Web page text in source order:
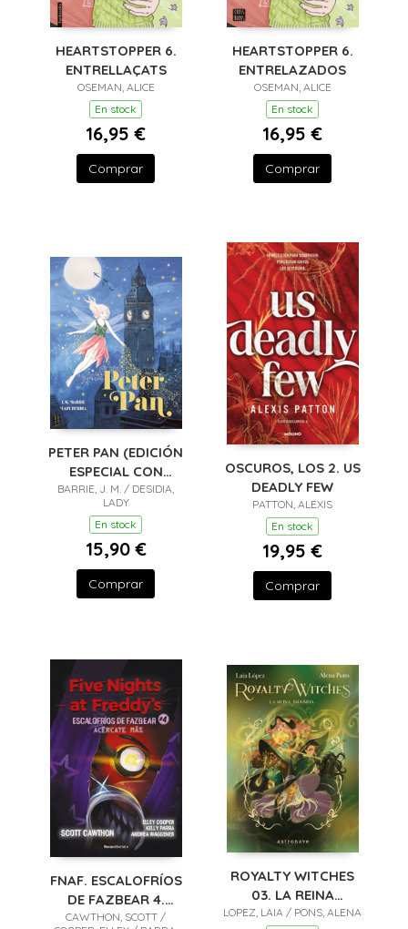
HEARTSTOPPER 6.
ENTRELLAÇATS
OSEMAN, ALICE
En stock
16,95 €
Comprar
HEARTSTOPPER 6.
ENTRELAZADOS
OSEMAN, ALICE
En stock
16,95 €
Comprar
PETER PAN (EDICIÓN
ESPECIAL CON
CANTOS TINTADOS)
BARRIE, J. M. / DESIDIA,
LADY
En stock
15,90 €
Comprar
OSCUROS, LOS 2. US
DEADLY FEW
PATTON, ALEXIS
En stock
19,95 €
Comprar
FNAF. ESCALOFRÍOS
DE FAZBEAR 4.
ACERCATE
CAWTHON, SCOTT /
ROYALTY WITCHES
03. LA REINA
INDOMITA
LOPEZ, LAIA / PONS, ALENA